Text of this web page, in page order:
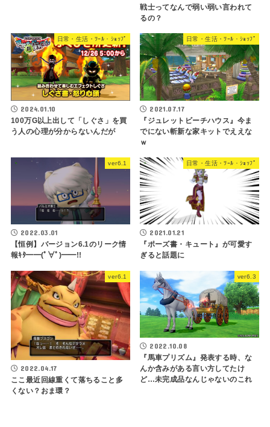
戦士ってなんで弱い弱い言われて
るの？
日常・生活・ﾂｰﾙ・ｼｮｯﾌﾟ
2024.01.10
100万G以上出して「しぐさ」を買
う人の心理が分からないんだが
日常・生活・ﾂｰﾙ・ｼｮｯﾌﾟ
2021.07.17
『ジュレットビーチハウス』今ま
でにない斬新な家キットでええな
ｗ
ver6.1
2022.03.01
【恒例】バージョン6.1のリーク情
報ｷﾀ━━(ﾟ∀ﾟ)━━!!
日常・生活・ﾂｰﾙ・ｼｮｯﾌﾟ
2021.01.21
『ポーズ書・キュート』が可愛す
ぎると話題に
ver6.1
2022.04.17
ここ最近回線重くて落ちること多
くない？おま環？
ver6.3
2022.10.08
『馬車プリズム』発表する時、な
んか含みがある言い方してたけ
ど…未完成品なんじゃないのこれ